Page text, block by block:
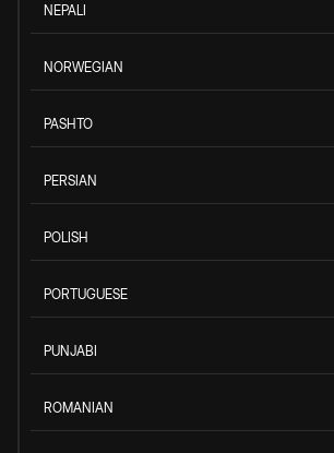
NEPALI
NORWEGIAN
PASHTO
PERSIAN
POLISH
PORTUGUESE
PUNJABI
ROMANIAN